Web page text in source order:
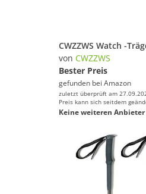
von CWZZWS
Bester Preis
gefunden bei Amazon
zuletzt überprüft am
Preis kann sich seitdem
Keine weiteren Anbieter